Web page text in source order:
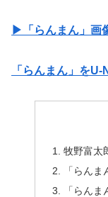
▶︎「らんまん」画
「らんまん」を
牧野富太
「らん
「らん